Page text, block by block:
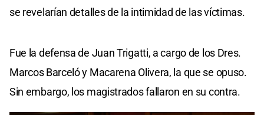
se revelarían detalles de la intimidad de las víctimas.
Fue la defensa de Juan Trigatti, a cargo de los Dres.
Marcos Barceló y Macarena Olivera, la que se opuso.
Sin embargo, los magistrados fallaron en su contra.